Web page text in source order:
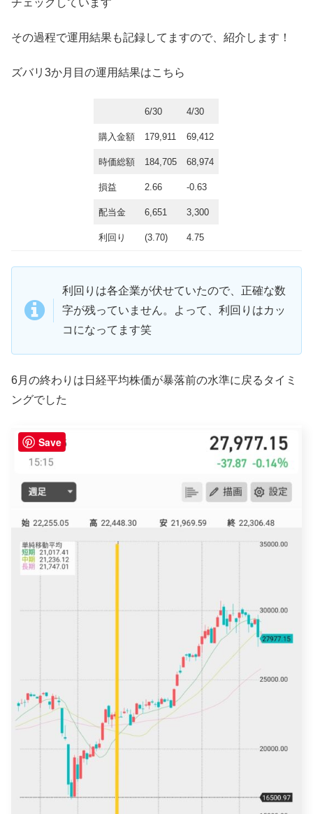
その過程で運用結果も記録してますので、紹介します！
ズバリ3か月目の運用結果はこちら
6/30 4/30
購入金額 179,911 69,412
時価総額 184,705 68,974
損益 2.66 -0.63
配当金 6,651 3,300
利回り (3.70) 4.75
利回りは各企業が伏せていたので、正確な数
字が残っていません。よって、利回りはカッ
コになってます笑
6月の終わりは日経平均株価が暴落前の水準に戻るタイミ
ングでした
Save